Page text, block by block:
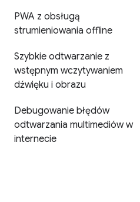
PWA z obsługą
strumieniowania offline
Szybkie odtwarzanie z
wstępnym wczytywaniem
dźwięku i obrazu
Debugowanie błędów
odtwarzania multimediów w
internecie